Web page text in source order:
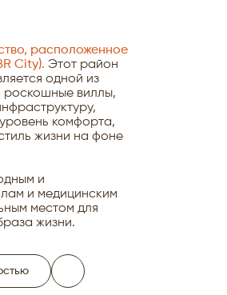
расположенное
City). Этот район
одной из
роскошные виллы,
комфорта,
жизни на фоне
и
и медицинским
местом для
жизни.